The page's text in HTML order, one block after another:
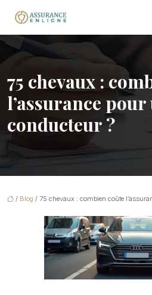
75 chevaux :
l’assurance
conducteur ?
/ Blog / 75 chevaux : combien coûte